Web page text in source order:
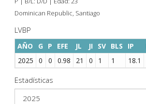
Dominican Republic, Santiago
LVBP
AÑO G P EFE JL JI SV BLS IP
2025
0 0 0.98 21 0 1 1 18.1
Estadísticas